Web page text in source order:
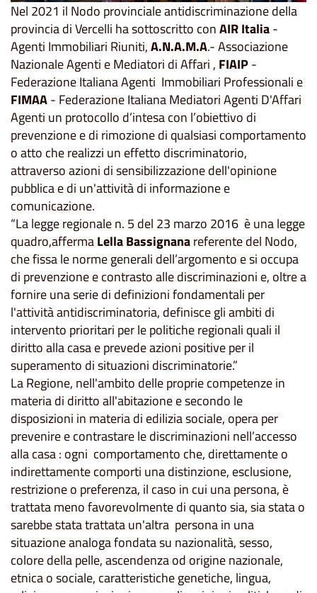
Nel 2021 il Nodo provinciale antidiscriminazione della
provincia di Vercelli ha sottoscritto conAIR Italia-
Agenti Immobiliari Riuniti,A.N.A.M.A.- Associazione
Nazionale Agenti e Mediatori di Affari , FIAIP-
Federazione Italiana Agenti Immobiliari Professionali e
FIMAA- Federazione Italiana Mediatori Agenti D'Affari
Agenti un protocollo d’intesa con l’obiettivo di
prevenzione e di rimozione di qualsiasi comportamento
o atto che realizzi un effetto discriminatorio,
attraverso azioni di sensibilizzazione dell'opinione
pubblica e di un'attività di informazione e
comunicazione.
“La legge regionale n. 5 del 23 marzo 2016 è una legge
quadro,affermaLella Bassignanareferente del Nodo,
che fissa le norme generali dell’argomento e si occupa
di prevenzione e contrasto alle discriminazioni e, oltre a
fornire una serie di definizioni fondamentali per
l'attività antidiscriminatoria, definisce gli ambiti di
intervento prioritari per le politiche regionali quali il
diritto alla casa e prevede azioni positive per il
superamento di situazioni discriminatorie.”
La Regione, nell'ambito delle proprie competenze in
materia di diritto all'abitazione e secondo le
disposizioni in materia di edilizia sociale, opera per
prevenire e contrastare le discriminazioni nell’accesso
alla casa : ogni comportamento che, direttamente o
indirettamente comporti una distinzione, esclusione,
restrizione o preferenza, il caso in cui una persona, è
trattata meno favorevolmente di quanto sia, sia stata o
sarebbe stata trattata un'altra persona in una
situazione analoga fondata su nazionalità, sesso,
colore della pelle, ascendenza od origine nazionale,
etnica o sociale, caratteristiche genetiche, lingua,